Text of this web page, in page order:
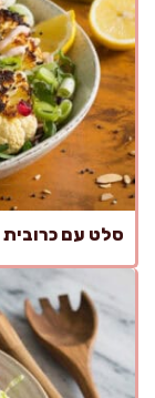
סלט עם